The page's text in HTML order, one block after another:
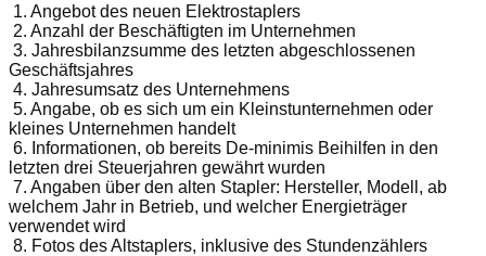
1. Angebot des neuen Elektrostaplers
2. Anzahl der Beschäftigten im Unternehmen
3. Jahresbilanzsumme des letzten abgeschlossenen
Geschäftsjahres
4. Jahresumsatz des Unternehmens
5. Angabe, ob es sich um ein Kleinstunternehmen oder
kleines Unternehmen handelt
6. Informationen, ob bereits De-minimis Beihilfen in den
letzten drei Steuerjahren gewährt wurden
7. Angaben über den alten Stapler: Hersteller, Modell, ab
welchem Jahr in Betrieb, und welcher Energieträger
verwendet wird
8. Fotos des Altstaplers, inklusive des Stundenzählers